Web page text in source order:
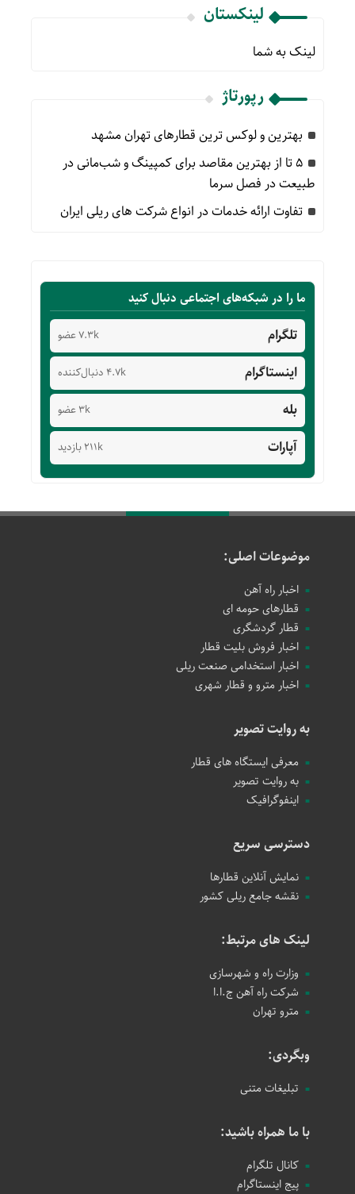
لینکستان
لینک به شما
رپورتاژ
بهترین و لوکس ترین قطارهای تهران مشهد
۵ تا از بهترین مقاصد برای کمپینگ و شب‌مانی در
طبیعت در فصل سرما
تفاوت ارائه خدمات در انواع شرکت های ریلی ایران
ما را در شبکه‌های اجتماعی دنبال کنید
تلگرام 7.3k عضو
اینستاگرام 4.7k دنبال‌کننده
بله 3k عضو
آپارات 211k بازدید
موضوعات اصلی:
اخبار راه آهن
قطارهای حومه ای
قطار گردشگری
اخبار فروش بلیت قطار
اخبار استخدامی صنعت ریلی
اخبار مترو و قطار شهری
به روایت تصویر
معرفی ایستگاه های قطار
به روایت تصویر
اینفوگرافیک
دسترسی سریع
نمایش آنلاین قطارها
نقشه جامع ریلی کشور
لینک های مرتبط:
وزارت راه و شهرسازی
شرکت راه آهن ج.ا.ا
مترو تهران
وبگردی:
تبلیغات متنی
با ما همراه باشید:
کانال تلگرام
پیج اینستاگرام